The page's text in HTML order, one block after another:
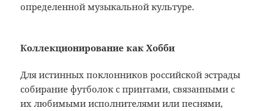
определенной музыкальной культуре.
Коллекционирование как Хобби
Для истинных поклонников российской эстрады
собирание футболок с принтами, связанными с
их любимыми исполнителями или песнями,